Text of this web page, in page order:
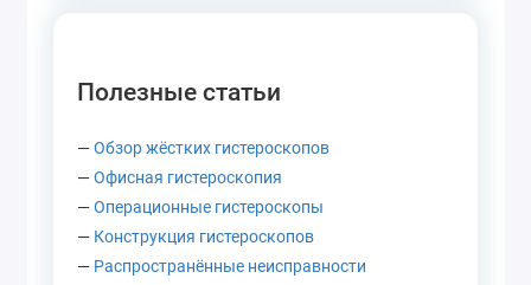
Полезные статьи
—Обзор жёстких гистероскопов
—Офисная гистероскопия
—Операционные гистероскопы
— Конструкция гистероскопов
— Распространённые неисправности